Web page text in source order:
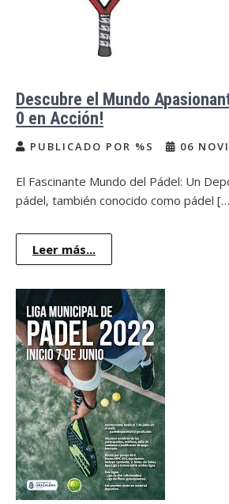
Descubre el Mundo
0 en Acción!
PUBLICADO POR %S 06
El Fascinante Mundo del Pádel: Un
pádel, también conocido como pádel
Leer más...